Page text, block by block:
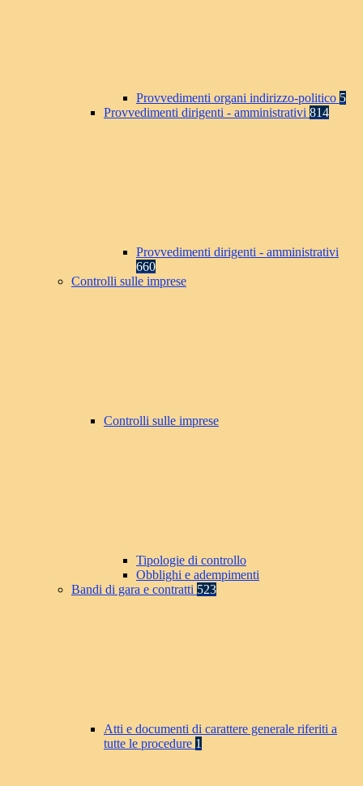
Provvedimenti organi indirizzo-politico 5
Provvedimenti dirigenti - amministrativi 814
Provvedimenti dirigenti - amministrativi
660
Controlli sulle imprese
Controlli sulle imprese
Tipologie di controllo
Obblighi e adempimenti
Bandi di gara e contratti 523
Atti e documenti di carattere generale riferiti a
tutte le procedure 1